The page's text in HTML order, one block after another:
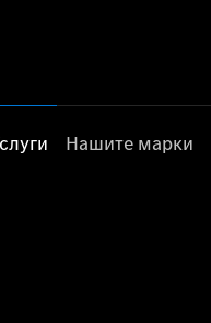
Нашите марки